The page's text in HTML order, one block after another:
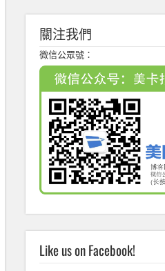
關注我們
微信公眾號：
Like us on Facebook!